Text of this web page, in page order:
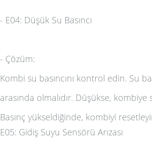
- E04: Düşük Su Basıncı
- Çözüm:
Kombi su basıncını kontrol edin. Su
arasında olmalıdır. Düşükse, kombiye
Basınç yükseldiğinde, kombiyi
E05: Gidiş Suyu Sensörü Arızası